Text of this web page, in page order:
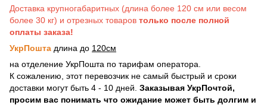
Доставка крупногабаритных (длина более 120 см или весом
более 30 кг) и отрезных товаров только после полной
оплаты заказа!
УкрПошта длина до 120см
на отделение УкрПошта по тарифам оператора.
К сожалению, этот перевозчик не самый быстрый и сроки
доставки могут быть 4 - 10 дней. Заказывая УкрПочтой,
просим вас понимать что ожидание может быть долгим и